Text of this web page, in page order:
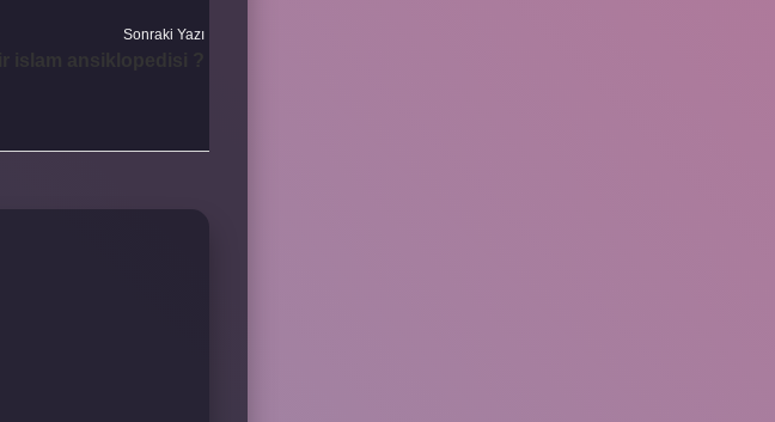
Sonraki Yazı